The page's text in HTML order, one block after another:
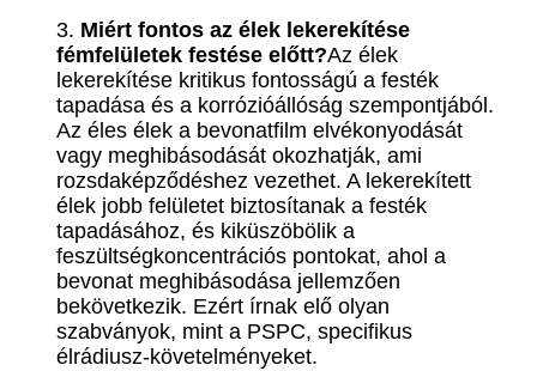
3. Miért fontos az élek lekerekítése
fémfelületek festése előtt?Az élek
lekerekítése kritikus fontosságú a festék
tapadása és a korrózióállóság szempontjából.
Az éles élek a bevonatfilm elvékonyodását
vagy meghibásodását okozhatják, ami
rozsdaképződéshez vezethet. A lekerekített
élek jobb felületet biztosítanak a festék
tapadásához, és kiküszöbölik a
feszültségkoncentrációs pontokat, ahol a
bevonat meghibásodása jellemzően
bekövetkezik. Ezért írnak elő olyan
szabványok, mint a PSPC, specifikus
élrádiusz-követelményeket.